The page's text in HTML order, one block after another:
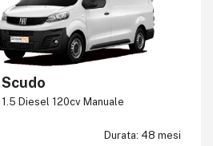
1.5 Diesel 120cv Manuale
Durata: 48 mesi